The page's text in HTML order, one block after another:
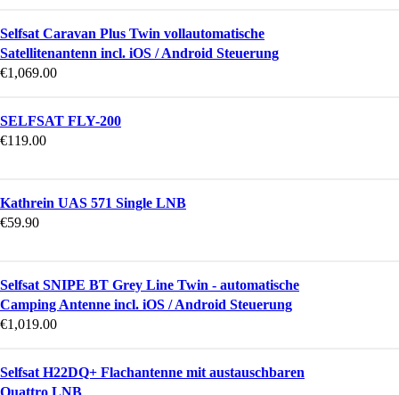
Selfsat Caravan Plus Twin vollautomatische
Satellitenantenn incl. iOS / Android Steuerung
€1,069.00
SELFSAT FLY-200
€119.00
Kathrein UAS 571 Single LNB
€59.90
Selfsat SNIPE BT Grey Line Twin - automatische
Camping Antenne incl. iOS / Android Steuerung
€1,019.00
Selfsat H22DQ+ Flachantenne mit austauschbaren
Quattro LNB